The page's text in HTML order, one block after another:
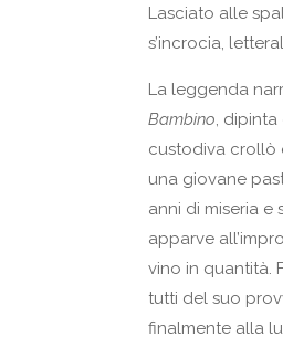
Lasciato alle
s’incrocia,
La leggenda
Bambino, dipinta
custodiva crollò
una giovane
anni di miseria
apparve
vino in quantità.
tutti del suo
finalmente alla